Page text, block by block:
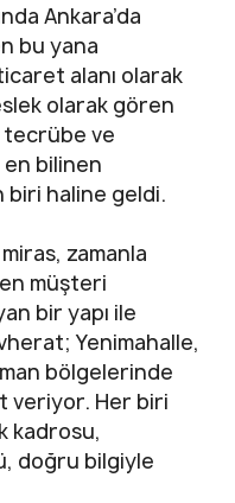
Ankara’da
bu yana
alanı olarak
olarak gören
tecrübe ve
en bilinen
biri haline geldi.
zamanla
müşteri
bir yapı ile
Yenimahalle,
bölgelerinde
veriyor. Her biri
kadrosu,
doğru bilgiyle